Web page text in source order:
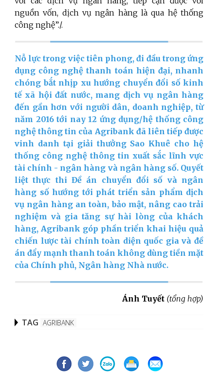
nguồn vốn, dịch vụ ngân hàng là qua hệ thống
công nghệ”./.
Nỗ lực trong việc tiên phong, đi đầu trong ứng
dụng công nghệ thanh toán hiện đại, nhanh
chóng bắt nhịp xu hướng chuyển đổi số kinh
tế xã hội đất nước, mang dịch vụ ngân hàng
đến gần hơn với người dân, doanh nghiệp, từ
năm 2016 tới nay 12 ứng dụng/hệ thống công
nghệ thông tin của Agribank đã liên tiếp được
vinh danh tại giải thưởng Sao Khuê cho hệ
thống công nghệ thông tin xuất sắc lĩnh vực
tài chính - ngân hàng và ngân hàng số. Quyết
liệt thực thi Đề án chuyển đổi số và ngân
hàng số hướng tới phát triển sản phẩm dịch
vụ ngân hàng an toàn, bảo mật, nâng cao trải
nghiệm và gia tăng sự hài lòng của khách
hàng, Agribank góp phần triển khai hiệu quả
chiến lược tài chính toàn diện quốc gia và đề
án đẩy mạnh thanh toán không dùng tiền mặt
của Chính phủ, Ngân hàng Nhà nước.
Ánh Tuyết (tổng hợp)
TAG AGRIBANK